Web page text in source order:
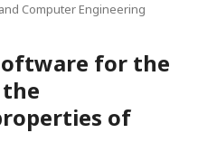
Computer Engineering
for the
of